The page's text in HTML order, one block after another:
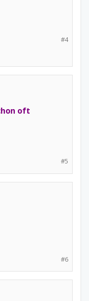
#4
oft
#5
#6